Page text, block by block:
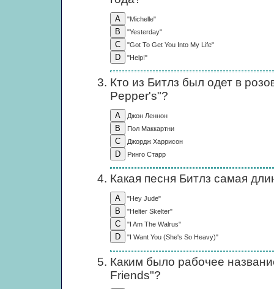
"Michelle"
"Yesterday"
"Got To Get You Into My Life"
"Help!"
Кто из Битлз был одет в
Pepper's"?
Джон Леннон
Пол Маккартни
Джордж Харрисон
Ринго Старр
Какая песня Битлз самая
"Hey Jude"
"Helter Skelter"
"I Am The Walrus"
"I Want You (She's So Heavy)"
Каким было рабочее
Friends"?